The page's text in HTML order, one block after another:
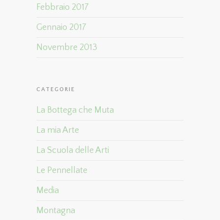
Febbraio 2017
Gennaio 2017
Novembre 2013
CATEGORIE
La Bottega che Muta
La mia Arte
La Scuola delle Arti
Le Pennellate
Media
Montagna